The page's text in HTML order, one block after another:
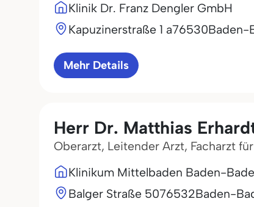
Klinik Dr. Franz Dengler GmbH
Kapuzinerstraße 1 a76530Baden-
Mehr Details
Herr Dr. Matthias
Oberarzt, Leitender Arzt, Facharzt
Klinikum Mittelbaden Baden-
Balger Straße 5076532Baden-